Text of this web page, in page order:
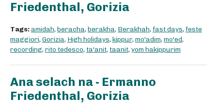
Friedenthal, Gorizia
Tags:amidah, beracha, berakha, Berakhah, fast days, feste
maggiori, Gorizia, High holidays, kippur, mo'adim, mo'ed,
recording, rito tedesco, ta'anit, taanit, yom hakippurim
Ana selach na - Ermanno
Friedenthal, Gorizia